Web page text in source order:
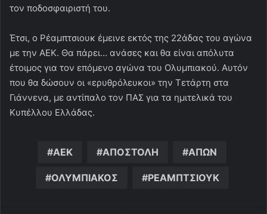
τον ποδοσφαιριστή του.
Έτσι, ο Ρέαμπτσιουκ έμεινε εκτός της 22άδας του αγώνα
με την ΑΕΚ. Θα πάρει… ανάσες και θα είναι απόλυτα
έτοιμος για τον επόμενο αγώνα του Ολυμπιακού. Αυτόν
που θα δώσουν οι «ερυθρόλευκοι» την Τετάρτη στα
Γιάννενα, με αντίπαλο τον ΠΑΣ για τα ημιτελικά του
Κυπέλλου Ελλάδας.
ΑΕΚ ΑΠΟΣΤΟΛΗ ΑΠΩΝ
ΟΛΥΜΠΙΑΚΟΣ ΡΕΑΜΠΤΣΙΟΥΚ